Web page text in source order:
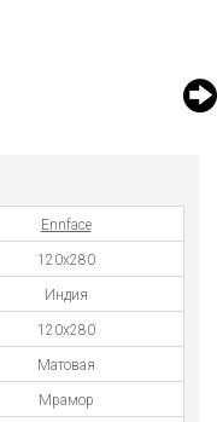
Ennface
120х280
Индия
120х280
Матовая
Мрамор